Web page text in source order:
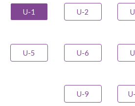
U-1 U-2
U-5 U-6
U-9